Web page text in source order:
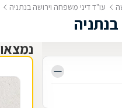
עו"ד דיני משפחה וירושה בנתניה
נמצאו 22 עו"ד דיני משפחה וירושה